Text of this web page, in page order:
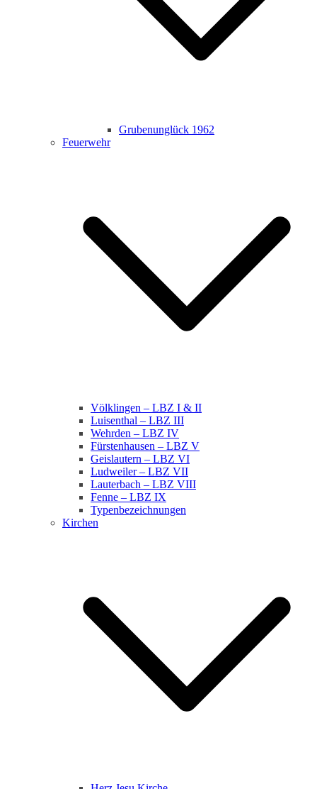
Grubenunglück 1962
Feuerwehr
Völklingen – LBZ I & II
Luisenthal – LBZ III
Wehrden – LBZ IV
Fürstenhausen – LBZ V
Geislautern – LBZ VI
Ludweiler – LBZ VII
Lauterbach – LBZ VIII
Fenne – LBZ IX
Typenbezeichnungen
Kirchen